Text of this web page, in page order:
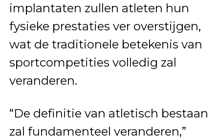
implantaten zullen atleten hun
fysieke prestaties ver overstijgen,
wat de traditionele betekenis van
sportcompetities volledig zal
veranderen.
“De definitie van atletisch bestaan
zal fundamenteel veranderen,”